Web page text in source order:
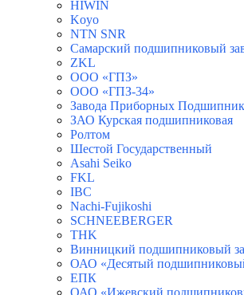
HIWIN
Koyo
NTN SNR
Самарский подшипниковый
ZKL
ООО «ГПЗ»
ООО «ГПЗ-34»
Завода Приборных
ЗАО Курская подшипниковая
Ролтом
Шестой Государственный
Asahi Seiko
FKL
IBC
Nachi-Fujikoshi
SCHNEEBERGER
THK
Винницкий подшипниковый
ОАО «Десятый
ЕПК
ОАО «Ижевский